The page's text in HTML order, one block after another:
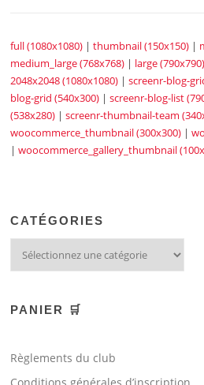
full (1080x1080) |thumbnail (150x150) |
medium_large (768x768) | large (790x790)
2048x2048 (1080x1080) |screenr-blog-
blog-grid (540x300) |screenr-blog-list
(538x280) |screenr-thumbnail-team
woocommerce_thumbnail (300x300) |
|woocommerce_gallery_thumbnail
CATÉGORIES
PANIER 🛒
Règlements du club